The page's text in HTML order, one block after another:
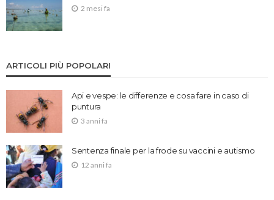
2 mesi fa
ARTICOLI PIÙ POPOLARI
Api e vespe: le differenze e cosa fare in caso di
puntura
3 anni fa
Sentenza finale per la frode su vaccini e autismo
12 anni fa